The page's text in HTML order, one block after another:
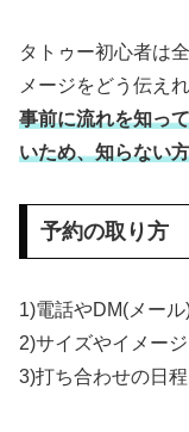
タトゥー初心者は
メージをどう伝え
事前に流れを知っ
いため、知らない
予約の取り方
1)電話やDM(メー
2)サイズやイメー
3)打ち合わせの日